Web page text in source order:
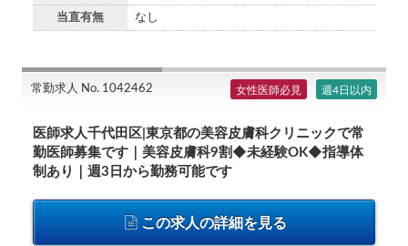
当直有無 なし
常勤求人 No. 1042462 女性医師必見 週4日以内
医師求人千代田区|東京都の美容皮膚科クリニックで常
勤医師募集です｜美容皮膚科9割◆未経験OK◆指導体
制あり｜週3日から勤務可能です
この求人の詳細を見る